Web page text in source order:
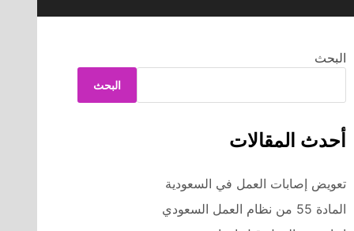
البحث
البحث
أحدث المقالات
تعويض إصابات العمل في السعودية
المادة 55 من نظام العمل السعودي